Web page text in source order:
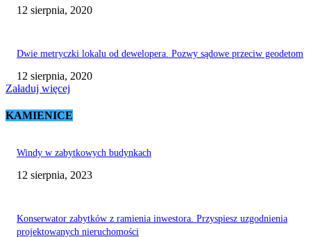
12 sierpnia, 2020
Dwie metryczki lokalu od dewelopera. Pozwy sądowe przeciw geodetom
12 sierpnia, 2020
Załaduj więcej
KAMIENICE
Windy w zabytkowych budynkach
12 sierpnia, 2023
Konserwator zabytków z ramienia inwestora. Przyspiesz uzgodnienia
projektowanych nieruchomości